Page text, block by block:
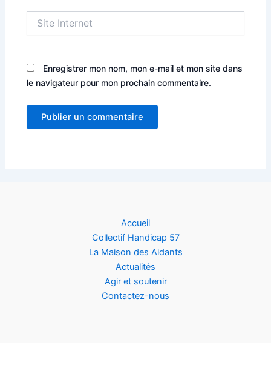
Internet
Enregistrer mon nom, mon e-mail et mon site dans
le navigateur pour mon prochain commentaire.
Accueil
Collectif Handicap 57
La Maison des Aidants
Actualités
Agir et soutenir
Contactez-nous